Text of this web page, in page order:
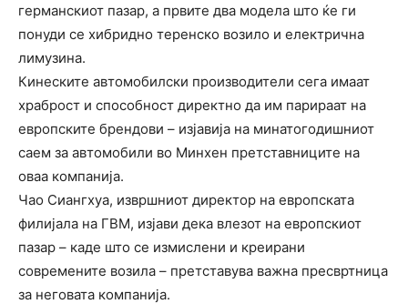
германскиот пазар, а првите два модела што ќе ги
понуди се хибридно теренско возило и електрична
лимузина.
Кинеските автомобилски производители сега имаат
храброст и способност директно да им парираат на
европските брендови – изјавија на минатогодишниот
саем за автомобили во Минхен претставниците на
оваа компанија.
Чао Сиангхуа, извршниот директор на европската
филијала на ГВМ, изјави дека влезот на европскиот
пазар – каде што се измислени и креирани
современите возила – претставува важна пресвртница
за неговата компанија.